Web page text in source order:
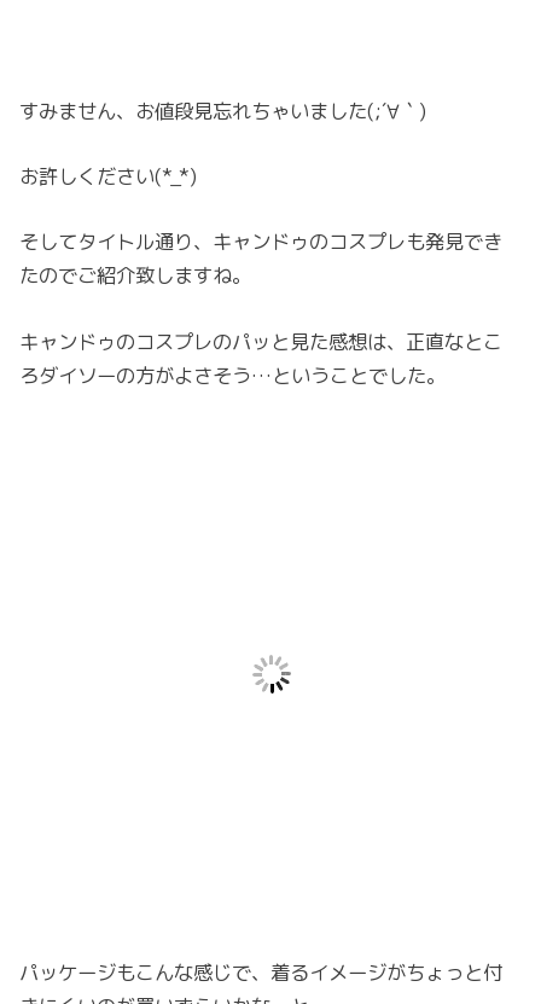
すみません、お値段見忘れちゃいました(;´∀｀)
お許しください(*_*)
そしてタイトル通り、キャンドゥのコスプレも発見でき
たのでご紹介致しますね。
キャンドゥのコスプレのパッと見た感想は、正直なとこ
ろダイソーの方がよさそう…ということでした。
パッケージもこんな感じで、着るイメージがちょっと付